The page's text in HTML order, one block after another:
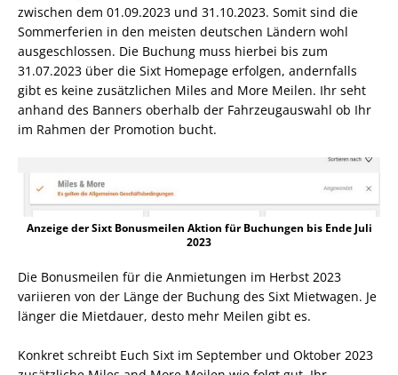
zwischen dem 01.09.2023 und 31.10.2023. Somit sind die
Sommerferien in den meisten deutschen Ländern wohl
ausgeschlossen. Die Buchung muss hierbei bis zum
31.07.2023 über die Sixt Homepage erfolgen, andernfalls
gibt es keine zusätzlichen Miles and More Meilen. Ihr seht
anhand des Banners oberhalb der Fahrzeugauswahl ob Ihr
im Rahmen der Promotion bucht.
Anzeige der Sixt Bonusmeilen Aktion für Buchungen bis Ende Juli
2023
Die Bonusmeilen für die Anmietungen im Herbst 2023
variieren von der Länge der Buchung des Sixt Mietwagen. Je
länger die Mietdauer, desto mehr Meilen gibt es.
Konkret schreibt Euch Sixt im September und Oktober 2023